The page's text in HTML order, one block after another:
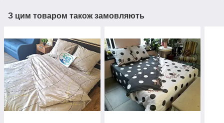
З цим товаром також замовляють